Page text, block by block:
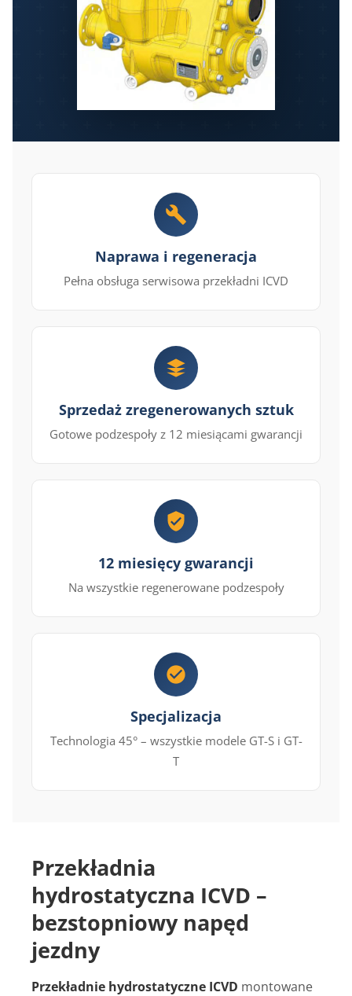
Naprawa i regeneracja
Pełna obsługa serwisowa przekładni ICVD
Sprzedaż zregenerowanych sztuk
Gotowe podzespoły z 12 miesiącami gwarancji
12 miesięcy gwarancji
Na wszystkie regenerowane podzespoły
Specjalizacja
Technologia 45° – wszystkie modele GT-S i GT-
T
Przekładnia
hydrostatyczna ICVD –
bezstopniowy napęd
jezdny
Przekładnie hydrostatyczne ICVD montowane